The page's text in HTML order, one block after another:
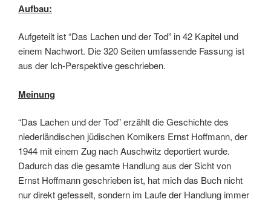
Aufbau:
Aufgeteilt ist “Das Lachen und der Tod” in 42 Kapitel und
einem Nachwort. Die 320 Seiten umfassende Fassung ist
aus der Ich-Perspektive geschrieben.
Meinung
“Das Lachen und der Tod” erzählt die Geschichte des
niederländischen jüdischen Komikers Ernst Hoffmann, der
1944 mit einem Zug nach Auschwitz deportiert wurde.
Dadurch das die gesamte Handlung aus der Sicht von
Ernst Hoffmann geschrieben ist, hat mich das Buch nicht
nur direkt gefesselt, sondern im Laufe der Handlung immer